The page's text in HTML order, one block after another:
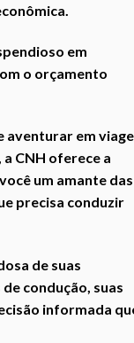
em
o orçamento
aventurar em
CNH oferece a
um amante das
precisa conduzir
de suas
condução, suas
informada